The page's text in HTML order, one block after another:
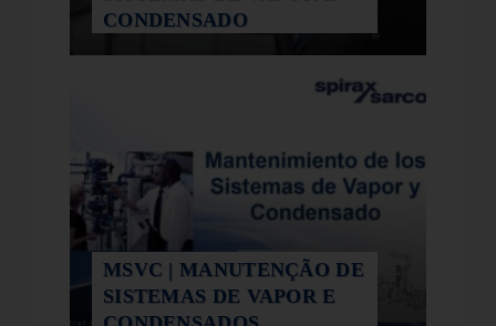
CONDENSADO
MSVC | MANUTENÇÃO DE
SISTEMAS DE VAPOR E